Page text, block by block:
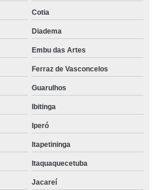
Cotia
Diadema
Embu das Artes
Ferraz de Vasconcelos
Guarulhos
Ibitinga
Iperó
Itapetininga
Itaquaquecetuba
Jacareí